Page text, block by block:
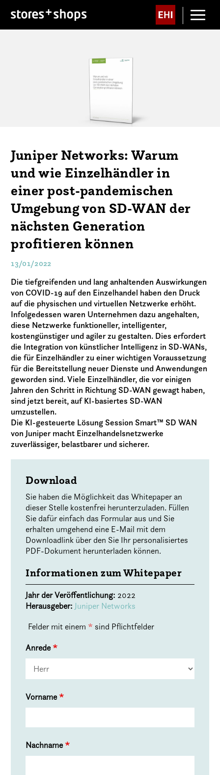
Juniper Networks: Warum
und wie Einzelhändler in
einer post-pandemischen
Umgebung von SD-WAN der
nächsten Generation
profitieren können
13/01/2022
Die tiefgreifenden und lang anhaltenden Auswirkungen
von COVID-19 auf den Einzelhandel haben den Druck
auf die physischen und virtuellen Netzwerke erhöht.
Infolgedessen waren Unternehmen dazu angehalten,
diese Netzwerke funktioneller, intelligenter,
kostengünstiger und agiler zu gestalten. Dies erfordert
die Integration von künstlicher Intelligenz in SD-WANs,
die für Einzelhändler zu einer wichtigen Voraussetzung
für die Bereitstellung neuer Dienste und Anwendungen
geworden sind. Viele Einzelhändler, die vor einigen
Jahren den Schritt in Richtung SD-WAN gewagt haben,
sind jetzt bereit, auf KI-basiertes SD-WAN
umzustellen.
Die KI-gesteuerte Lösung Session Smart™ SD WAN
von Juniper macht Einzelhandelsnetzwerke
zuverlässiger, belastbarer und sicherer.
Download
Sie haben die Möglichkeit das Whitepaper an
dieser Stelle kostenfrei herunterzuladen. Füllen
Sie dafür einfach das Formular aus und Sie
erhalten umgehend eine E-Mail mit dem
Downloadlink über den Sie Ihr personalisiertes
PDF-Dokument herunterladen können.
Informationen zum Whitepaper
Jahr der Veröffentlichung: 2022
Herausgeber: Juniper Networks
Felder mit einem * sind Pflichtfelder
Anrede *
Vorname *
Nachname *